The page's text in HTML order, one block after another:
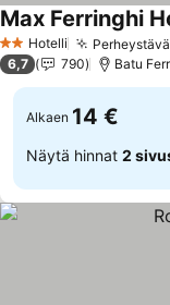
2 Tähtiluokitus
Hotelli
Max Ferringhi
6,7 790 Batu
Alkaen 14 €
Näytä hinnat 2